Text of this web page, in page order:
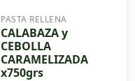
PASTA RELLENA
CALABAZA y
CEBOLLA
CARAMELIZADA
x750grs